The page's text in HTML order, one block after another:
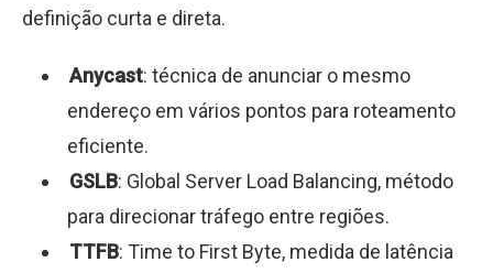
definição curta e direta.
Anycast: técnica de anunciar o mesmo
endereço em vários pontos para roteamento
eficiente.
GSLB: Global Server Load Balancing, método
para direcionar tráfego entre regiões.
TTFB: Time to First Byte, medida de latência